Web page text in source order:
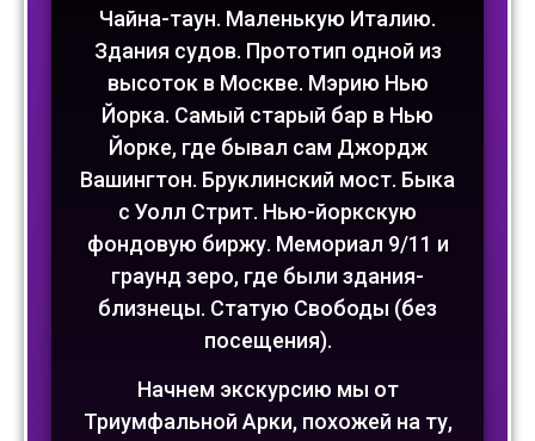
Чайна-таун. Маленькую Италию.
Здания судов. Прототип одной из
высоток в Москве. Мэрию Нью
Йорка. Самый старый бар в Нью
Йорке, где бывал сам Джордж
Вашингтон. Бруклинский мост. Быка
с Уолл Стрит. Нью-йоркскую
фондовую биржу. Мемориал 9/11 и
граунд зеро, где были здания-
близнецы. Статую Свободы (без
посещения).
Начнем экскурсию мы от
Триумфальной Арки, похожей на ту,